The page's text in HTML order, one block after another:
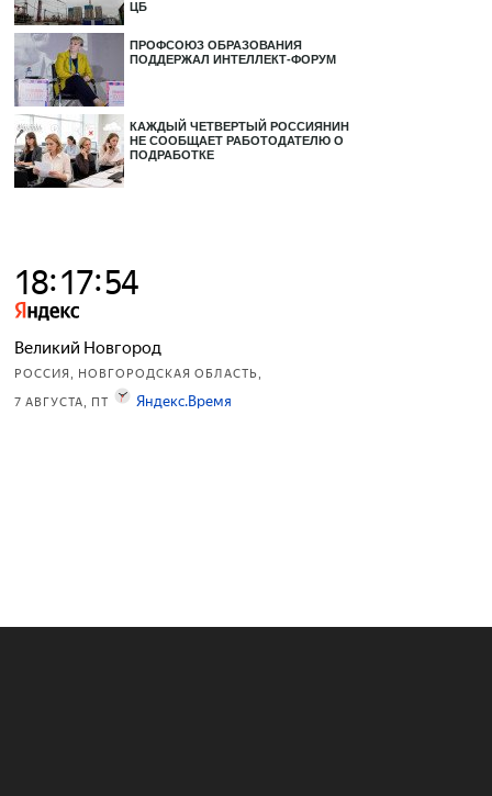
ЦБ
ПРОФСОЮЗ ОБРАЗОВАНИЯ
ПОДДЕРЖАЛ ИНТЕЛЛЕКТ-ФОРУМ
КАЖДЫЙ ЧЕТВЕРТЫЙ РОССИЯНИН
НЕ СООБЩАЕТ РАБОТОДАТЕЛЮ О
ПОДРАБОТКЕ